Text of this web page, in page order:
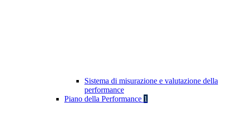
Sistema di misurazione e valutazione della
performance
Piano della Performance 1